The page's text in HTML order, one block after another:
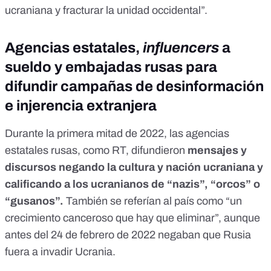
ucraniana y fracturar la unidad occidental”.
Agencias estatales, influencersa
sueldo y embajadas rusas para
difundir campañas de desinformación
e injerencia extranjera
Durante la primera mitad de 2022, las agencias
estatales rusas, como RT, difundieron mensajes y
discursos negando la cultura y nación ucraniana y
calificando a los ucranianos de “nazis”, “orcos” o
“gusanos”. También se referían al país como “un
crecimiento canceroso que hay que eliminar”, aunque
antes del 24 de febrero de 2022 negaban que Rusia
fuera a invadir Ucrania.